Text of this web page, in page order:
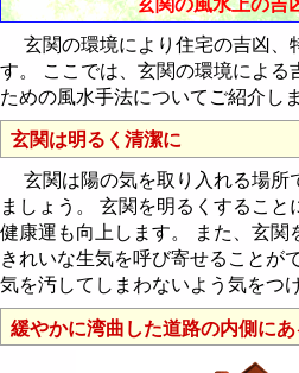
住宅の飛星図を作成する
住宅の飛星図を読む
玄関の風水上の吉
玄関の環境により住宅の吉凶、
す。 ここでは、玄関の環境による
ための風水手法についてご紹介し
玄関は明るく清潔に
玄関は陽の気を取り入れる場所
ましょう。 玄関を明るくすること
健康運も向上します。 また、玄関
きれいな生気を呼び寄せることが
気を汚してしまわないよう気をつ
緩やかに湾曲した道路の内側にあ